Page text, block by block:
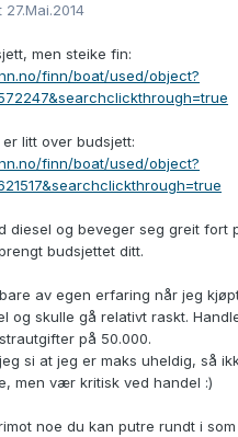
27.Mai.2014
men steike fin:
finn/boat/used/object?
litt over budsjett:
finn/boat/used/object?
diesel og beveger seg greit fort
budsjettet ditt.
av egen erfaring når jeg
og skulle gå relativt raskt.
på 50.000.
si at jeg er maks uheldig, så
men vær kritisk ved handel :)
noe du kan putre rundt i